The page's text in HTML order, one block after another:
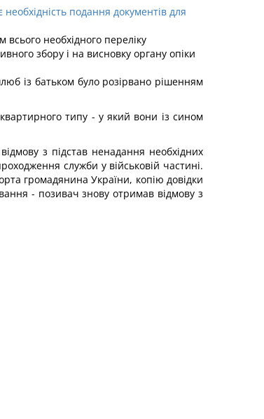
подання документів для
необхідного переліку
збору і на висновку органу опіки
із батьком було розірвано рішенням
типу - у який вони із сином
з підстав ненадання необхідних
служби у військовій частині.
громадянина України, копію довідки
- позивач знову отримав відмову з